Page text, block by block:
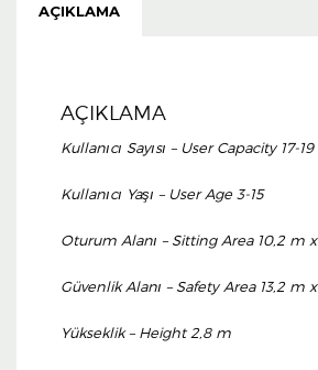
AÇIKLAMA
AÇIKLAMA
Kullanıcı Sayısı – User Capacity 17-19
Kullanıcı Yaşı – User Age 3-15
Oturum Alanı – Sitting Area 10,2 m
Güvenlik Alanı – Safety Area 13,2 m
Yükseklik – Height 2,8 m